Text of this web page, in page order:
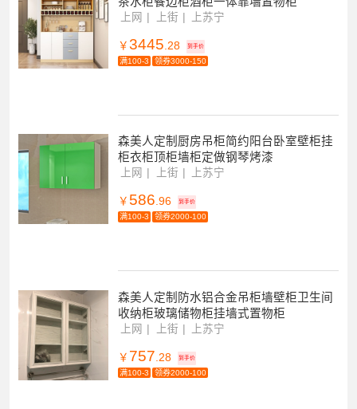
上网 上街 上苏宁
￥ 3445 .28 到手价
满100-3 领券3000-150
森美人定制厨房吊柜简约阳台卧室壁柜挂
柜衣柜顶柜墙柜定做钢琴烤漆
上网 上街 上苏宁
￥ 586.96 到手价
满100-3 领券2000-100
森美人定制防水铝合金吊柜墙壁柜卫生间
收纳柜玻璃储物柜挂墙式置物柜
上网 上街 上苏宁
￥ 757 .28 到手价
满100-3 领券2000-100